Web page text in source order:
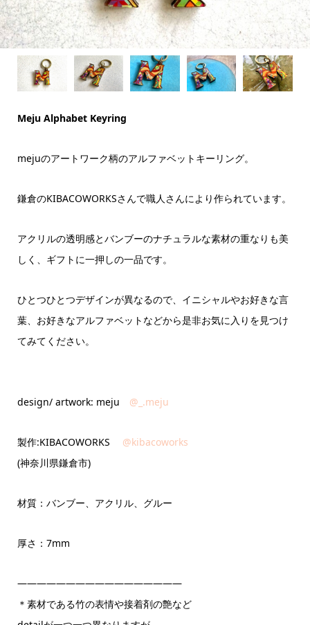
Meju Alphabet Keyring
mejuのアートワーク柄のアルファベットキーリング。
鎌倉のKIBACOWORKSさんで職人さんにより作られています。
アクリルの透明感とバンブーのナチュラルな素材の重なりも美
しく、ギフトに一押しの一品です。
ひとつひとつデザインが異なるので、イニシャルやお好きな言
葉、お好きなアルファベットなどから是非お気に入りを見つけ
てみてください。
design/ artwork: meju @_.meju
製作:KIBACOWORKS @kibacoworks
(神奈川県鎌倉市)
材質：バンブー、アクリル、グルー
厚さ：7mm
—————————————————
＊素材である竹の表情や接着剤の艶など